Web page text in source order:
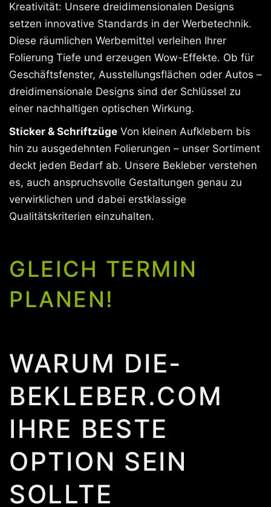
Kreativität: Unsere dreidimensionalen Designs
setzen innovative Standards in der Werbetechnik.
Diese räumlichen Werbemittel verleihen Ihrer
Folierung Tiefe und erzeugen Wow-Effekte. Ob für
Geschäftsfenster, Ausstellungsflächen oder Autos –
dreidimensionale Designs sind der Schlüssel zu
einer nachhaltigen optischen Wirkung.
Sticker & Schriftzüge Von kleinen Aufklebern bis
hin zu ausgedehnten Folierungen – unser Sortiment
deckt jeden Bedarf ab. Unsere Bekleber verstehen
es, auch anspruchsvolle Gestaltungen genau zu
verwirklichen und dabei erstklassige
Qualitätskriterien einzuhalten.
GLEICH TERMIN
PLANEN!
WARUM DIE-
BEKLEBER.COM
IHRE BESTE
OPTION SEIN
SOLLTE